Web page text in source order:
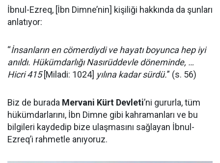
İbnul-Ezreq, [İbn Dimne’nin] kişiliği hakkında da şunları
anlatıyor:
“İnsanların en cömerdiydi ve hayatı boyunca hep iyi
anıldı. Hükümdarlığı Nasırüddevle döneminde, …
Hicri 415[Miladi: 1024] yılına kadar sürdü.” (s. 56)
Biz de burada Mervani Kürt Devleti’ni gururla, tüm
hükümdarlarını, İbn Dimne gibi kahramanları ve bu
bilgileri kaydedip bize ulaşmasını sağlayan İbnul-
Ezreq’i rahmetle anıyoruz.